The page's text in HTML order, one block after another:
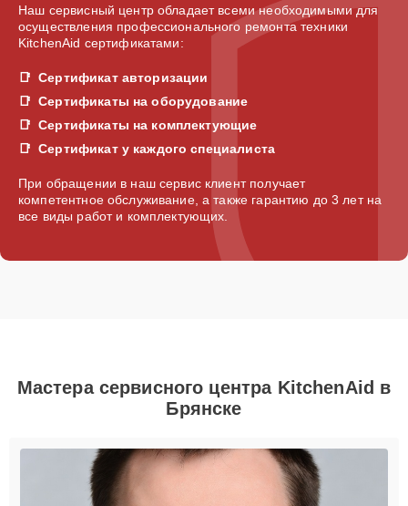
Наш сервисный центр обладает всеми необходимыми для
осуществления профессионального ремонта техники
KitchenAid сертификатами:
Сертификат авторизации
Сертификаты на оборудование
Сертификаты на комплектующие
Сертификат у каждого специалиста
При обращении в наш сервис клиент получает
компетентное обслуживание, а также гарантию до 3 лет на
все виды работ и комплектующих.
Мастера сервисного центра KitchenAid в
Брянске